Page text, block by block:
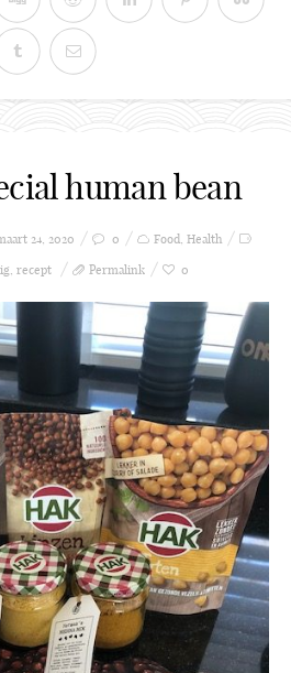
human bean
24, 2020 0 Food, Health
, recept Permalink 0